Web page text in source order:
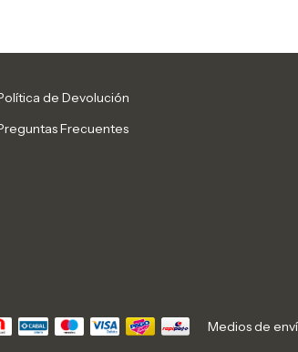
de Devolución
Frecuentes
Medios de